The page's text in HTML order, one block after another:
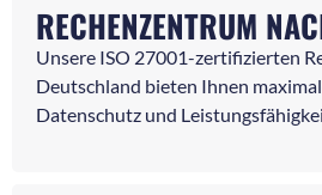
RECHENZENTRUM
Unsere ISO 27001-zertifizierten
Deutschland bieten Ihnen
Datenschutz und